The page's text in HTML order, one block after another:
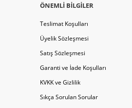
ÖNEMLI BILGILER
Teslimat Koşulları
Üyelik Sözleşmesi
Satış Sözleşmesi
Garanti ve İade Koşulları
KVKK ve Gizlilik
Sıkça Sorulan Sorular